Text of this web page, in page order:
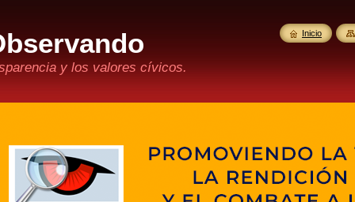
y los valores cívicos.
Inicio